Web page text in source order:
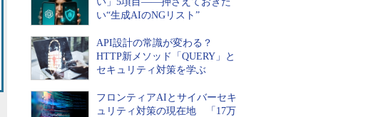
い“生成AIのNGリスト”
API設計の常識が変わる？
HTTP新メソッド「QUERY」と
セキュリティ対策を学ぶ
フロンティアAIとサイバーセキ
ュリティ対策の現在地 「17万